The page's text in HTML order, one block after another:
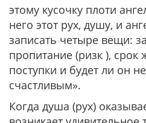
этому кусочку плоти
него этот рух, душу, и
записать четыре вещи:
пропитание (ризк ), срок
поступки и будет ли он
счастливым».
Когда душа (рух)